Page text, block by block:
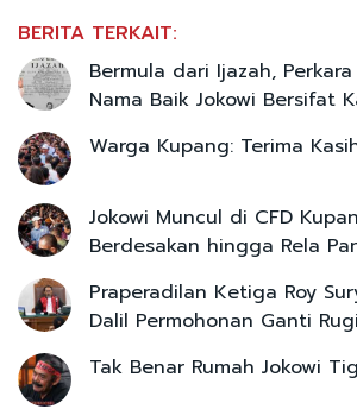
BERITA TERKAIT:
Bermula dari Ijazah,
Nama Baik Jokowi Bersifat
Warga Kupang: Terima
Jokowi Muncul di CFD
Berdesakan hingga Rela
Praperadilan Ketiga Roy
Dalil Permohonan Ganti
Tak Benar Rumah Jokowi